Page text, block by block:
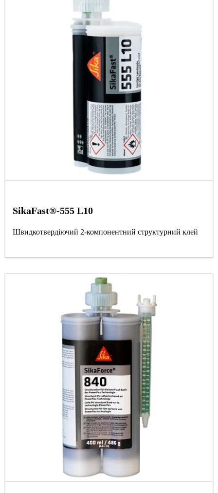
SikaFast®-555 L10
Швидкотвердіючий 2-компонентний структурний клей